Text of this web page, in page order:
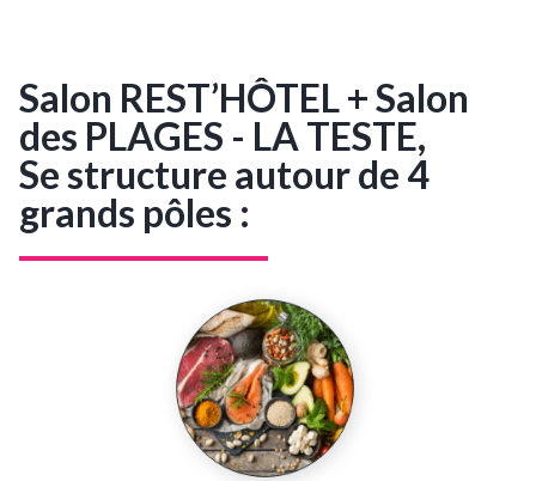
Salon REST’HÔTEL + Salon
des PLAGES - LA TESTE,
Se structure autour de 4
grands pôles :